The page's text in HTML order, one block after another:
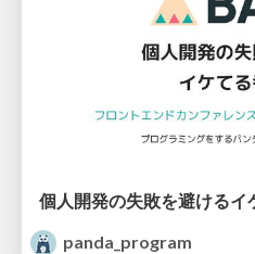
panda_program